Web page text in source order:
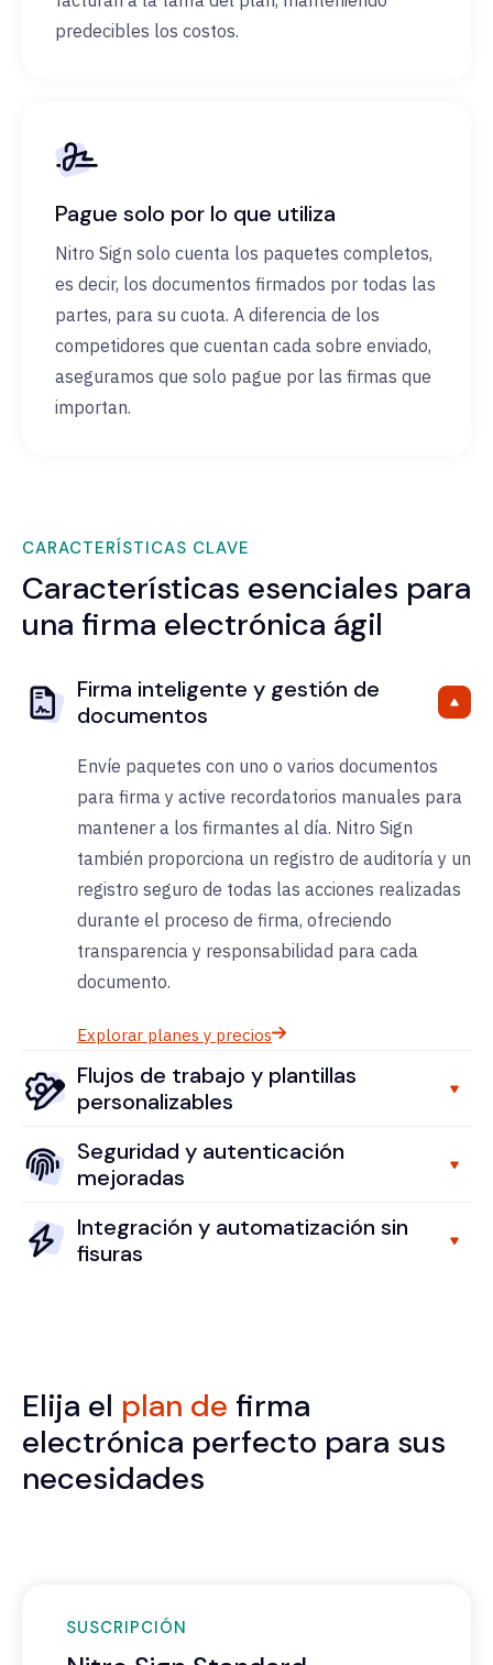
predecibles los costos.
Pague solo por lo que utiliza
Nitro Sign solo cuenta los paquetes completos,
es decir, los documentos firmados por todas las
partes, para su cuota. A diferencia de los
competidores que cuentan cada sobre enviado,
aseguramos que solo pague por las firmas que
importan.
CARACTERÍSTICAS CLAVE
Características esenciales para
una firma electrónica ágil
Firma inteligente y gestión de
documentos
Envíe paquetes con uno o varios documentos
para firma y active recordatorios manuales para
mantener a los firmantes al día. Nitro Sign
también proporciona un registro de auditoría y un
registro seguro de todas las acciones realizadas
durante el proceso de firma, ofreciendo
transparencia y responsabilidad para cada
documento.
Explorar planes y precios
Flujos de trabajo y plantillas
personalizables
Seguridad y autenticación
mejoradas
Integración y automatización sin
fisuras
Elija el plan de firma
electrónica perfecto para sus
necesidades
SUSCRIPCIÓN